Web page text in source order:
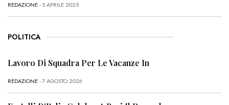
REDAZIONE- 5 APRILE 2025
POLITICA
Lavoro Di Squadra Per Le Vacanze In
REDAZIONE- 7 AGOSTO 2026